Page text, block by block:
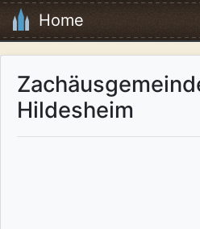
Home
Hildesheim